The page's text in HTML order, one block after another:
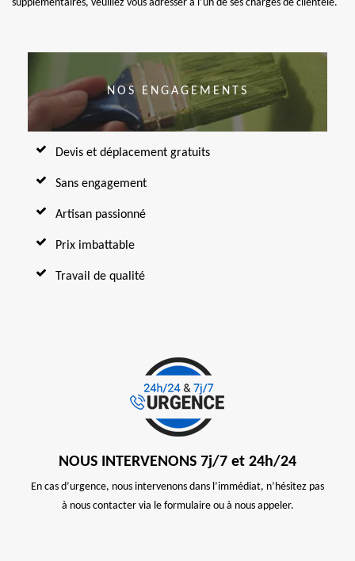
supplémentaires, veuillez vous adresser à l’un de ses chargés de clientèle.
NOS ENGAGEMENTS
Devis et déplacement gratuits
Sans engagement
Artisan passionné
Prix imbattable
Travail de qualité
NOUS INTERVENONS 7j/7 et 24h/24
En cas d’urgence, nous intervenons dans l’immédiat, n’hésitez pas
à nous contacter via le formulaire ou à nous appeler.